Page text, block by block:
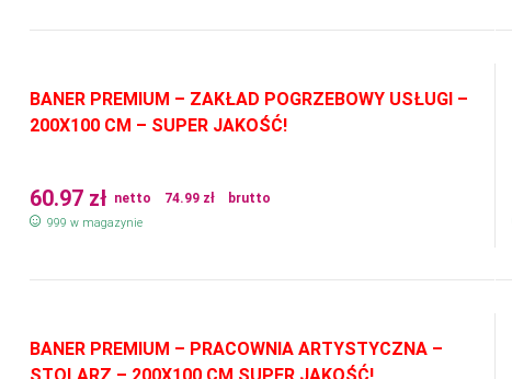
BANER PREMIUM – ZAKŁAD POGRZEBOWY USŁUGI –
200X100 CM – SUPER JAKOŚĆ!
60.97 zł netto 74.99 zł brutto
999 w magazynie
BANER PREMIUM – PRACOWNIA ARTYSTYCZNA –